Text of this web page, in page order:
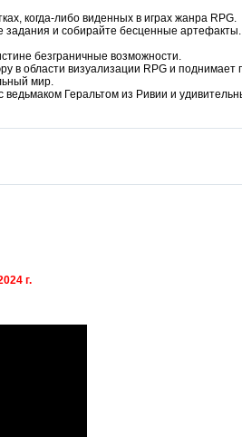
когда-либо виденных в играх жанра RPG.
задания и собирайте бесценные артефакты.
безграничные возможности.
в области визуализации RPG и поднимает
мир.
ведьмаком Геральтом из Ривии и
г.